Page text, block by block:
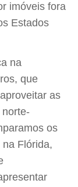
imóveis fora
Estados
na
que
as
os
Flórida,